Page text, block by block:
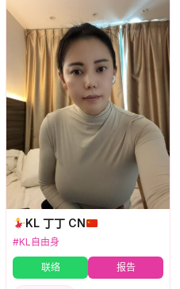
KL 丁丁 CN
#KL自由身
联络 报告